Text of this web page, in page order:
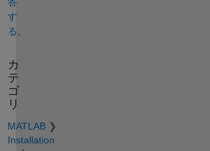
す
る。
カ
テ
ゴ
リ
MATLAB
Installation